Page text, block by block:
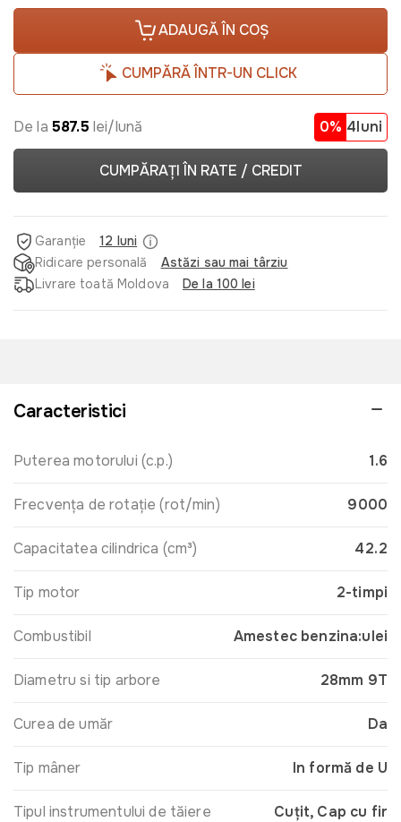
ADAUGĂ ÎN COȘ
CUMPĂRĂ ÎNTR-UN CLICK
De la 587.5 lei/lună 0% 4luni
CUMPĂRAȚI ÎN RATE / CREDIT
Garanție
12 luni
Ridicare personală
Astăzi sau mai târziu
Livrare toată Moldova
De la 100 lei
Caracteristici
Puterea motorului (c.p.) 1.6
Frecvența de rotație (rot/min) 9000
Capacitatea cilindrica (cm³) 42.2
Tip motor 2-timpi
Combustibil Amestec benzina:ulei
Diametru si tip arbore 28mm 9T
Curea de umăr Da
Tip mâner In formă de U
Tipul instrumentului de tăiere Cuţit, Cap cu fir